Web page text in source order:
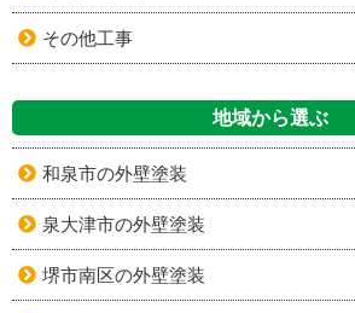
その他工事
地域から選ぶ
和泉市の外壁塗装
泉大津市の外壁塗装
堺市南区の外壁塗装